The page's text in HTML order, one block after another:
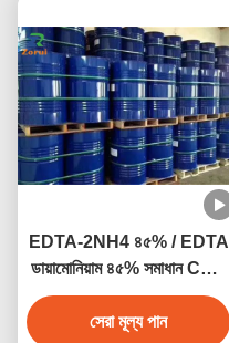
EDTA-2NH4 ৪৫% / EDTA
ডায়ামোনিয়াম ৪৫% সমাধান CAS
২০৮২৪-৫৬-০
সেরা মূল্য পান